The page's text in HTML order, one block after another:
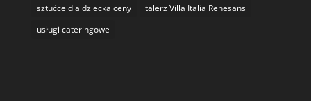
sztućce dla dziecka ceny
talerz Villa Italia Renesans
usługi cateringowe